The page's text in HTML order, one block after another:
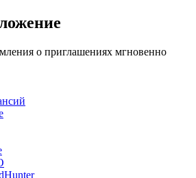
о приглашениях мгновенно